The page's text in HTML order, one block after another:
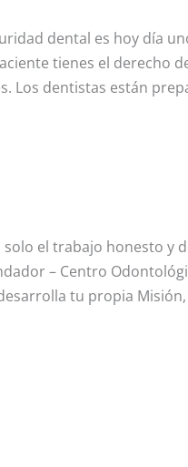
dental es hoy día
tienes el derecho
Los dentistas están
el trabajo honesto y
– Centro
tu propia